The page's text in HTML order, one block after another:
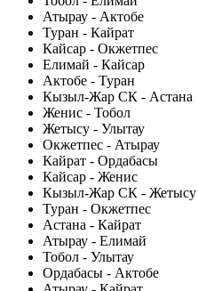
Атырау - Актобе
Туран - Кайрат
Кайсар - Окжетпес
Елимай - Кайсар
Актобе - Туран
Кызыл-Жар СК - Астана
Женис - Тобол
Жетысу - Улытау
Окжетпес - Атырау
Кайрат - Ордабасы
Кайсар - Женис
Кызыл-Жар СК - Жетысу
Туран - Окжетпес
Астана - Кайрат
Атырау - Елимай
Тобол - Улытау
Ордабасы - Актобе